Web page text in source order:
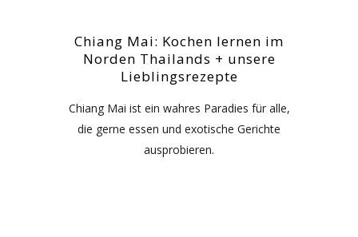
Chiang Mai: Kochen lernen im
Norden Thailands + unsere
Lieblingsrezepte
Chiang Mai ist ein wahres Paradies für alle,
die gerne essen und exotische Gerichte
ausprobieren.